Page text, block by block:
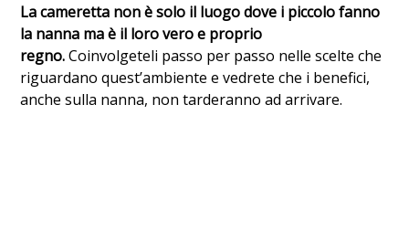
La cameretta non è solo il luogo dove i piccolo fanno
la nanna ma è il loro vero e proprio
regno.Coinvolgeteli passo per passo nelle scelte che
riguardano quest’ambiente e vedrete che i benefici,
anche sulla nanna, non tarderanno ad arrivare.